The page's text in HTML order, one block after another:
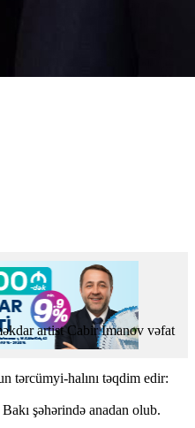
artist Cabir İmanov vəfat
halını təqdim edir:
şəhərində anadan olub.